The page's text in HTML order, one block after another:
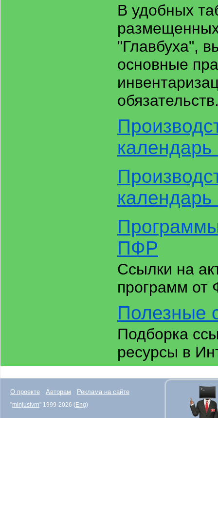
В удобных
"Главбуха",
основные
календарь
календарь
ПФР
Ссылки на
программ
Полезные
Подборка
ресурсы в
О проекте Авторам Реклама на сайте
"minjustvrn" 1999-2026 (Eng)